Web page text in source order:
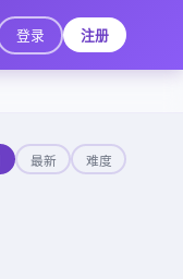
登录 注册
最新 难度